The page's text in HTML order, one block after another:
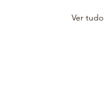
Ver tudo